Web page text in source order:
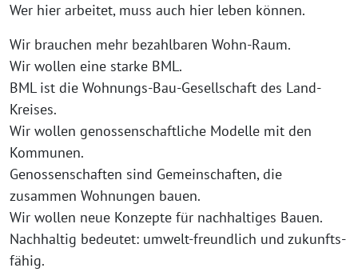
Wer hier arbeitet, muss auch hier leben können.
Wir brauchen mehr bezahlbaren Wohn-Raum.
Wir wollen eine starke BML.
BML ist die Wohnungs-Bau-Gesellschaft des Land-
Kreises.
Wir wollen genossenschaftliche Modelle mit den
Kommunen.
Genossenschaften sind Gemeinschaften, die
zusammen Wohnungen bauen.
Wir wollen neue Konzepte für nachhaltiges Bauen.
Nachhaltig bedeutet: umwelt-freundlich und zukunfts-
fähig.